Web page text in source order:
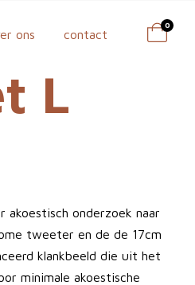
ons contact
0
L
akoestisch onderzoek naar
tweeter en de de 17cm
klankbeeld die uit het
minimale akoestische